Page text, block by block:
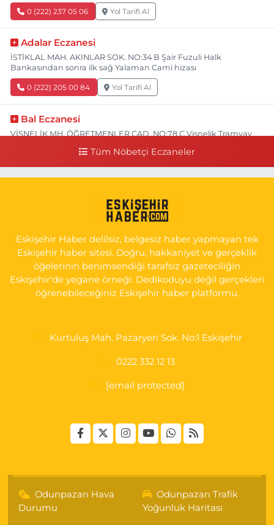
0 (222) 237 05 06 Yol Tarifi Al
Adalar Eczanesi
İSTİKLAL MAH. AKINLAR SOK. NO:34 B Şair Fuzuli Halk
Bankasından sonra ilk sağ Yalaman Cami hizası
0 (222) 205 00 84 Yol Tarifi Al
Bal Eczanesi
VİŞNELİK MH. ÖĞRETMENLER CAD. NO:78 C Vişnelik Tramvay
NUH'UN GEMİSİ Veteriner Kliniğinin yanı,ı
GÜLTEPE MAH. HALK CAD. NO:107 C
0 (222) 250 40 50 Yol Tarifi Al
Bizim Eczanesi
EMEK MAH. ERTAŞ CAD.NO:12 A Küçük Sanayi girişi Tarım Kredi
Koop. Market yanı
Tüm Nöbetçi Eczaneler
Eskişehir Haber delilsiz, belgesiz haber yapmayan tek
Eskişehir haber sitesi. Doğru, hakkaniyet ve gerçeklik
öğelerinin benimsendiği tarafsız gazeteciliğin
Eskişehir'de yegane örneği. Dedikoduyu değil gerçekleri
öğrenebileceğiniz Eskişehir haber platformu.
Kurtuluş Mah. Pazaryeri Sok. No:1 Eskişehir
0222 332 12 13
[email protected]
Odunpazarı Hava
Durumu
Odunpazarı Trafik
Yoğunluk Haritası